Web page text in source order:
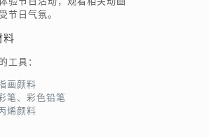
节日气氛。
料
工具：
画颜料
笔、彩色铅笔
烯颜料